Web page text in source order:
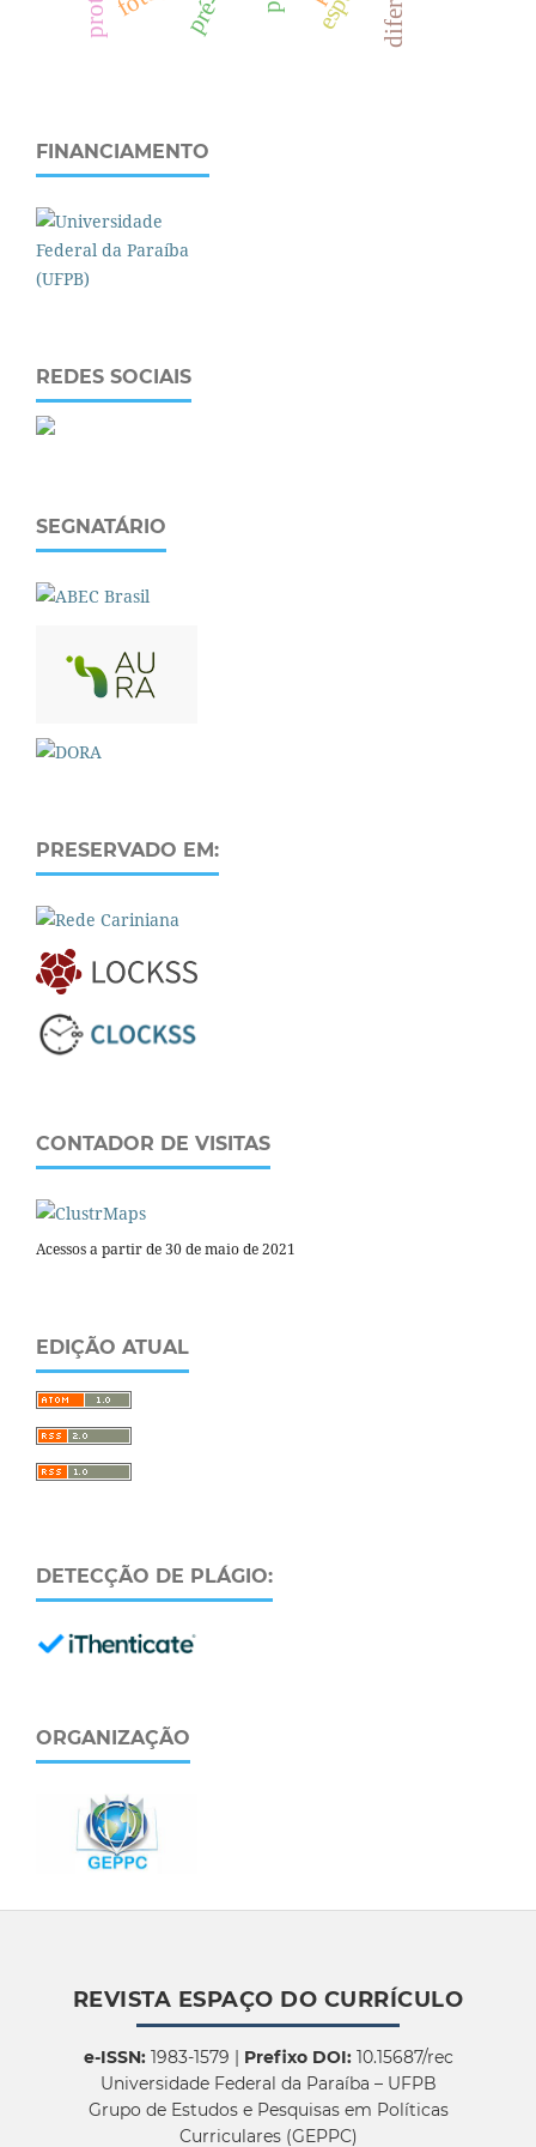
FINANCIAMENTO
REDES SOCIAIS
SEGNATÁRIO
PRESERVADO EM:
CONTADOR DE VISITAS
Acessos a partir de 30 de maio de 2021
EDIÇÃO ATUAL
DETECÇÃO DE PLÁGIO:
ORGANIZAÇÃO
REVISTA ESPAÇO DO CURRÍCULO
e-ISSN:1983-1579 | Prefixo DOI:10.15687/rec
Universidade Federal da Paraíba – UFPB
Grupo de Estudos e Pesquisas em Políticas
Curriculares (GEPPC)